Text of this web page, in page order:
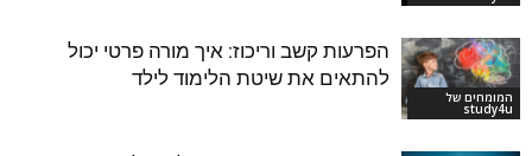
המומחים של
study4u
הפרעות קשב וריכוז: איך מורה פרטי יכול
להתאים את שיטת הלימוד לילד